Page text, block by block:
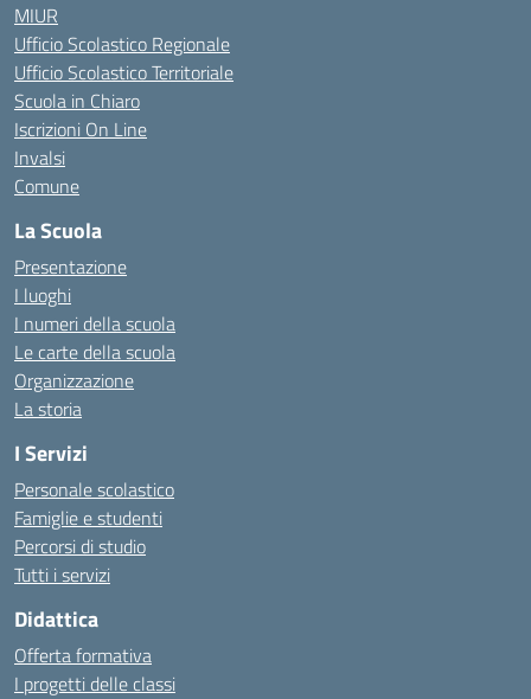
MIUR
Ufficio Scolastico Regionale
Ufficio Scolastico Territoriale
Scuola in Chiaro
Iscrizioni On Line
Invalsi
Comune
La Scuola
Presentazione
I luoghi
I numeri della scuola
Le carte della scuola
Organizzazione
La storia
I Servizi
Personale scolastico
Famiglie e studenti
Percorsi di studio
Tutti i servizi
Didattica
Offerta formativa
I progetti delle classi